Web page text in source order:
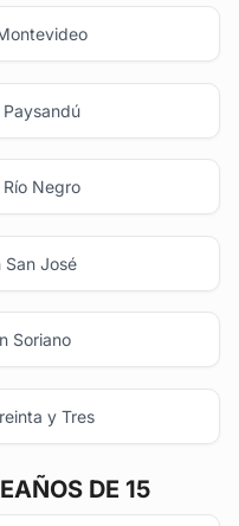
Negro
San José
Soriano
y Tres
DE 15